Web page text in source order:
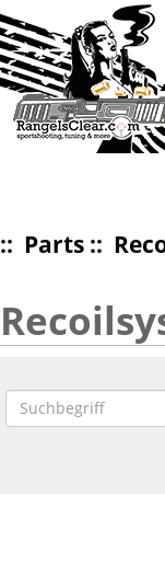
:: Parts::